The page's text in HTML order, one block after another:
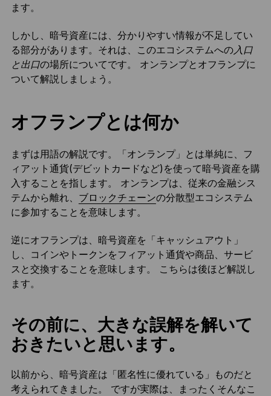
ます。
しかし、暗号資産には、分かりやすい情報が不足してい
る部分があります。それは、このエコシステムへの入口
と出口の場所についてです。 オンランプとオフランプに
ついて解説しましょう。
オフランプとは何か
まずは用語の解説です。「オンランプ」とは単純に、フ
ィアット通貨(デビットカードなど)を使って暗号資産を購
入することを指します。 オンランプは、従来の金融シス
テムから離れ、 ブロックチェーンの分散型エコシステム
に参加することを意味します。
逆にオフランプは、暗号資産を「キャッシュアウト」
し、コインやトークンをフィアット通貨や商品、サービ
スと交換することを意味します。 こちらは後ほど解説し
ます。
その前に、大きな誤解を解いて
おきたいと思います。
以前から、暗号資産は「匿名性に優れている」ものだと
考えられてきました。 ですが実際は、まったくそんなこ